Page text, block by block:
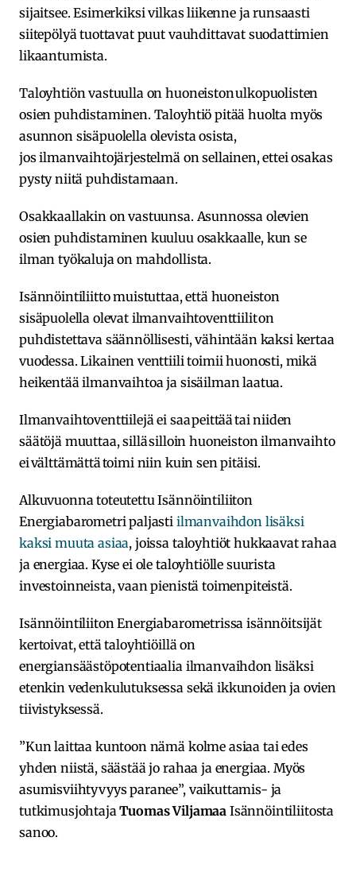
sijaitsee. Esimerkiksi vilkas liikenne ja runsaasti
siitepölyä tuottavat puut vauhdittavat suodattimien
likaantumista.
Taloyhtiön vastuulla on huoneiston ulkopuolisten
osien puhdistaminen. Taloyhtiö pitää huolta myös
asunnon sisäpuolella olevista osista,
jos ilmanvaihtojärjestelmä on sellainen, ettei osakas
pysty niitä puhdistamaan.
Osakkaallakin on vastuunsa. Asunnossa olevien
osien puhdistaminen kuuluu osakkaalle, kun se
ilman työkaluja on mahdollista.
Isännöintiliitto muistuttaa, että huoneiston
sisäpuolella olevat ilmanvaihtoventtiilit on
puhdistettava säännöllisesti, vähintään kaksi kertaa
vuodessa. Likainen venttiili toimii huonosti, mikä
heikentää ilmanvaihtoa ja sisäilman laatua.
Ilmanvaihtoventtiilejä ei saa peittää tai niiden
säätöjä muuttaa, sillä silloin huoneiston ilmanvaihto
ei välttämättä toimi niin kuin sen pitäisi.
Alkuvuonna toteutettu Isännöintiliiton
Energiabarometri paljasti ilmanvaihdon lisäksi
kaksi muuta asiaa, joissa taloyhtiöt hukkaavat rahaa
ja energiaa. Kyse ei ole taloyhtiölle suurista
investoinneista, vaan pienistä toimenpiteistä.
Isännöintiliiton Energiabarometrissa isännöitsijät
kertoivat, että taloyhtiöillä on
energiansäästöpotentiaalia ilmanvaihdon lisäksi
etenkin vedenkulutuksessa sekä ikkunoiden ja ovien
tiivistyksessä.
”Kun laittaa kuntoon nämä kolme asiaa tai edes
yhden niistä, säästää jo rahaa ja energiaa. Myös
asumisviihtyvyys paranee”, vaikuttamis- ja
tutkimusjohtajaTuomas Viljamaa Isännöintiliitosta
sanoo.